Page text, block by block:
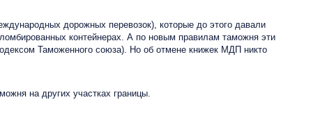
дорожных перевозок), которые до этого давали
контейнерах. А по новым правилам таможня эти
Таможенного союза). Но об отмене книжек МДП никто
на других участках границы.